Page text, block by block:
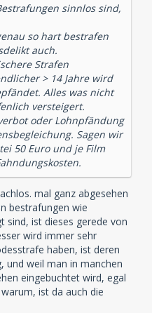
sinnlos sind,
so hart bestrafen
auch.
Strafen
> 14 Jahre wird
Alles was nicht
versteigert.
oder Lohnpfändung
Sagen wir
50 Euro und je Film
mal ganz abgesehen
bestrafungen wie
sind, ist dieses gerede von
wird immer sehr
haben, ist deren
und weil man in manchen
eingebuchtet wird, egal
ist da auch die